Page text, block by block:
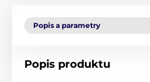
Popis a parametry
Popis produktu